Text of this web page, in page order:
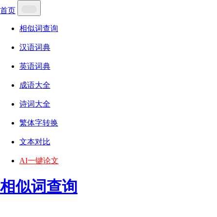
首页
相似词查询
汉语词典
英语词典
成语大全
诗词大全
繁体字转换
文本对比
AI一键论文
相似词查询